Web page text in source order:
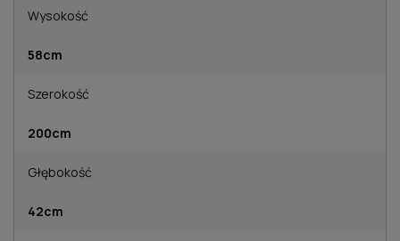
Wysokość
58cm
Szerokość
200cm
Głębokość
42cm